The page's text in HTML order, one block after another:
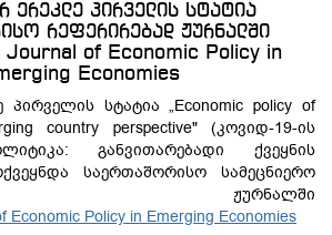
ერეკლე პირველის სტატია
რეფერირებად ჟურნალში
Journal of Economic Policy in
Economies
სტატია „Economic policy of
country perspective" (კოვიდ-19-ის
განვითარებადი ქვეყნის
საერთაშორისო სამეცნიერო
ჟურნალში
Economic Policy in Emerging Economies